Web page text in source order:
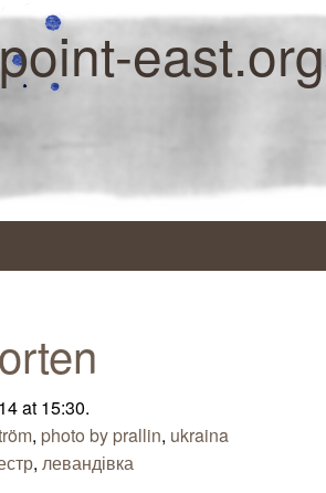
east.org
at 15:30.
, photo by prallin, ukraina
, левандівка